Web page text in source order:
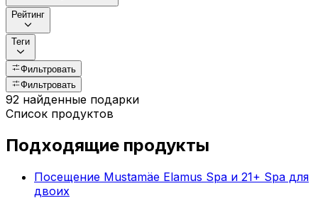
Рейтинг
Теги
Фильтровать
Фильтровать
92 найденные подарки
Список продуктов
Подходящие продукты
Посещение Mustamäe Elamus Spa и 21+ Spa для
двоих